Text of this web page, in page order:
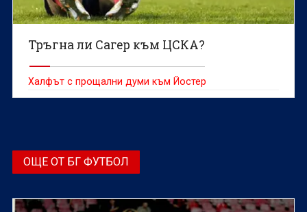
Тръгна ли Сагер към ЦСКА?
Халфът с прощални думи към Йостер
ОЩЕ ОТ БГ ФУТБОЛ